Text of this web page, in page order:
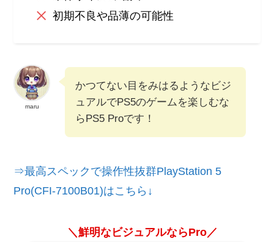
初期不良や品薄の可能性
maru
かつてない目をみはるようなビジ
ュアルでPS5のゲームを楽しむな
らPS5 Proです！
⇒最高スペックで操作性抜群PlayStation 5
Pro(CFI-7100B01)はこちら↓
＼鮮明なビジュアルならPro／